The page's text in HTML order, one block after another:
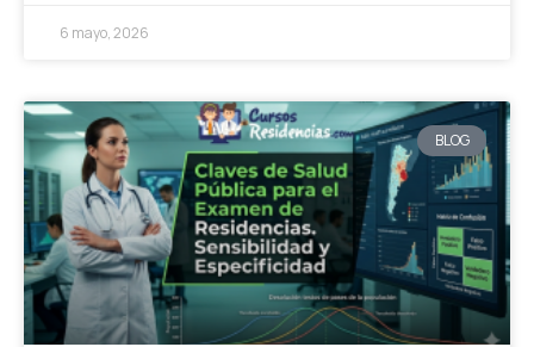
6 mayo, 2026
BLOG